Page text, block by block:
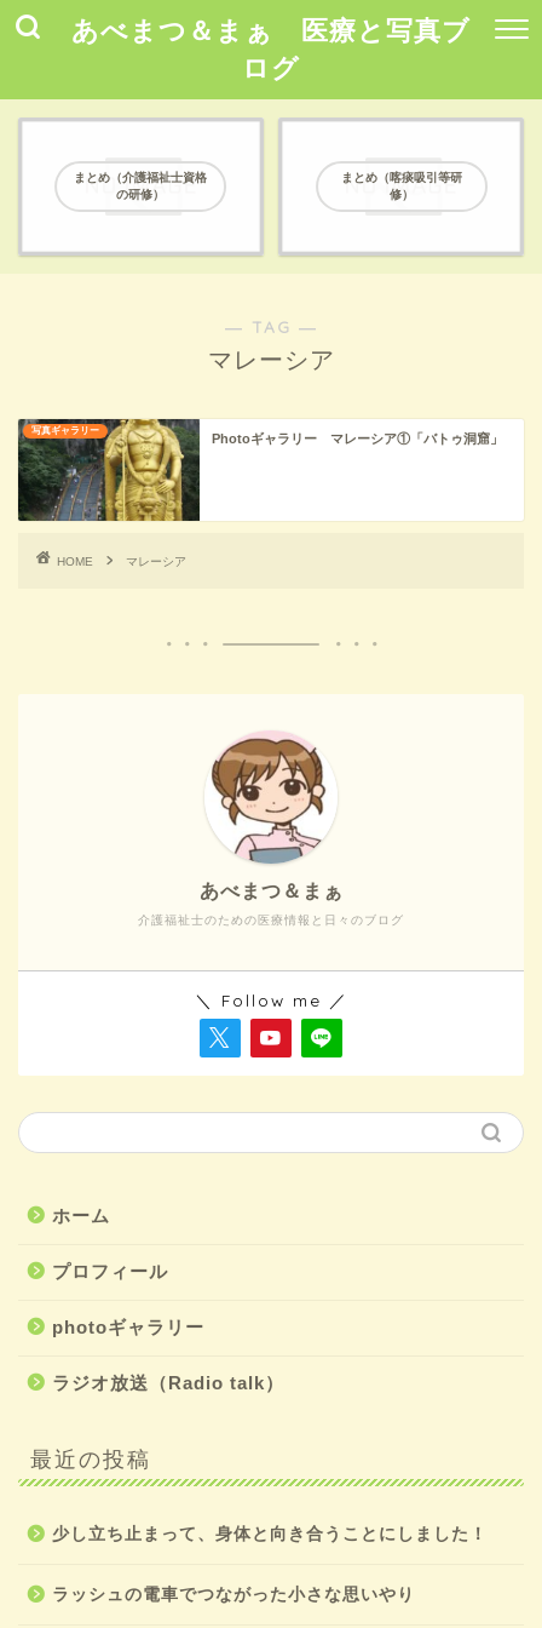
あべまつ＆まぁ 医療と写真ブ
ログ
まとめ（介護福祉士資格
の研修）
まとめ（喀痰吸引等研
修）
― TAG ―
マレーシア
写真ギャラリー
Photoギャラリー マレーシア①「バトゥ洞窟」
HOME マレーシア
介護福祉士のための医療情報と日々のブログ
あべまつ＆まぁ
＼ Follow me ／
ホーム
プロフィール
photoギャラリー
ラジオ放送（Radio talk）
最近の投稿
少し立ち止まって、身体と向き合うことにしました！
ラッシュの電車でつながった小さな思いやり